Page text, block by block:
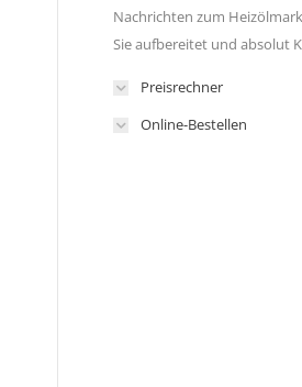
Nachrichten zum
Sie aufbereitet und absolut
Preisrechner
Online-Bestellen